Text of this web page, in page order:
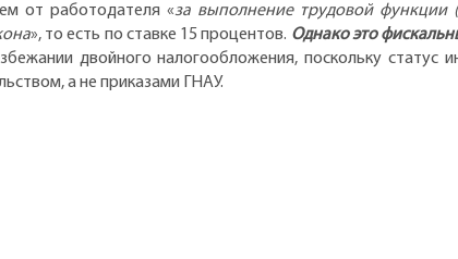
от работодателя «за выполнение трудовой функции
», то есть по ставке 15 процентов. Однако это
двойного налогообложения, поскольку статус
а не приказами ГНАУ.